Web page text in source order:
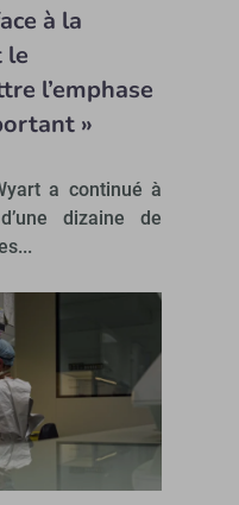
à la
le
l’emphase
»
a continué à
dizaine de